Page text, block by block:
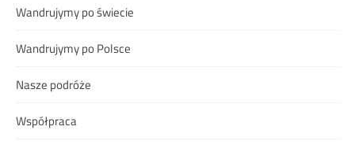
Wandrujymy po świecie
Wandrujymy po Polsce
Nasze podróże
Współpraca